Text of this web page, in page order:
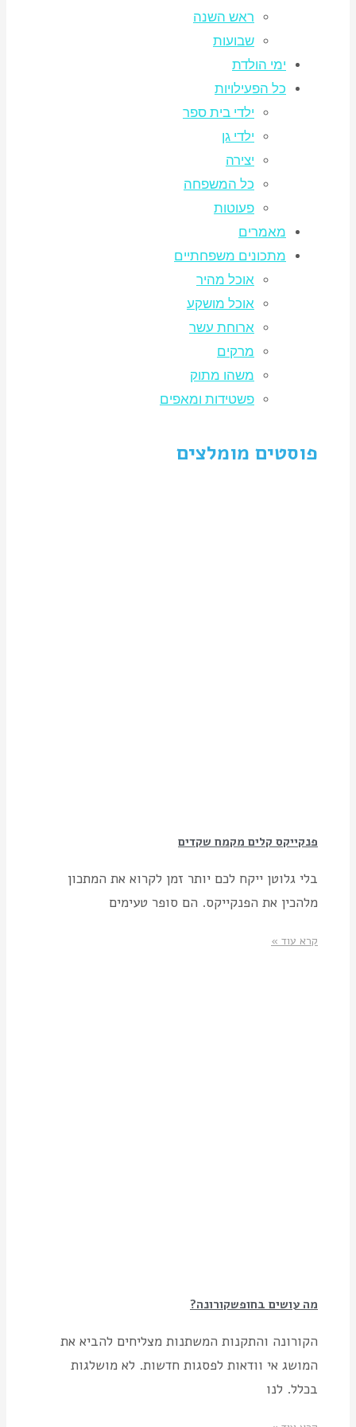
ראש השנה
שבועות
ימי הולדת
כל הפעילויות
ילדי בית ספר
ילדי גן
יצירה
כל המשפחה
פעוטות
מאמרים
מתכונים משפחתיים
אוכל מהיר
אוכל מושקע
ארוחת עשר
מרקים
משהו מתוק
פשטידות ומאפים
פוסטים מומלצים
פנקייקס קלים מקמח שקדים
בלי גלוטן ייקח לכם יותר זמן לקרוא את המתכון
מלהכין את הפנקייקס. הם סופר טעימים
קרא עוד »
מה עושים בחופשקורונה?
הקורונה והתקנות המשתנות מצליחים להביא את
המושג אי וודאות לפסגות חדשות. לא מושלגות
בכלל. לנו